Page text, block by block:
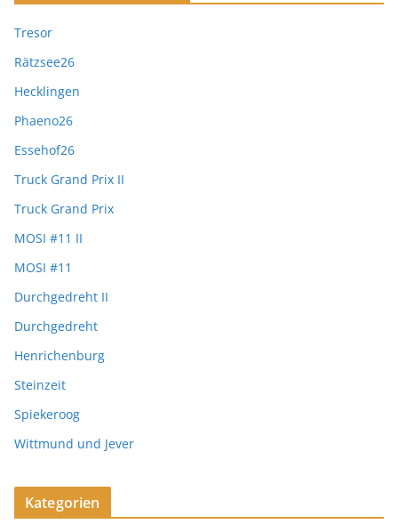
Tresor
Rätzsee26
Hecklingen
Phaeno26
Essehof26
Truck Grand Prix II
Truck Grand Prix
MOSI #11 II
MOSI #11
Durchgedreht II
Durchgedreht
Henrichenburg
Steinzeit
Spiekeroog
Wittmund und Jever
Kategorien